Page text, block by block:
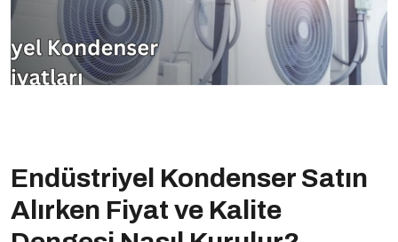
Endüstriyel Kondenser Satın
Alırken Fiyat ve Kalite